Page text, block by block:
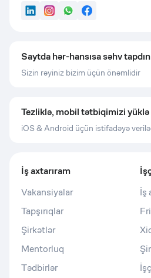
LinkedInInstagram
WhatsApp
Facebook
Saytda hər-hansısa səhv
Sizin rəyiniz bizim üçün önəmlidir
Tezliklə, mobil tətbiqimizi yüklə
iOS & Android üçün istifadəyə
İş axtarıram
Vakansiyalar
Tapşırıqlar
Şirkətlər
Mentorluq
Tədbirlər
İş